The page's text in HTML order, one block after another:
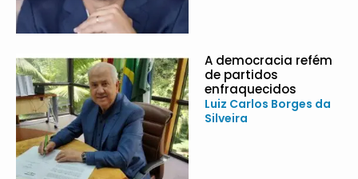
A democracia refém
de partidos
enfraquecidos
Luiz Carlos Borges da
Silveira